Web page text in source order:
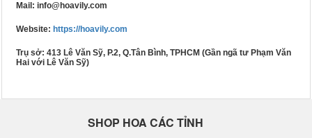
Mail: info@hoavily.com
Website: https://hoavily.com
Trụ sở: 413 Lê Văn Sỹ, P.2, Q.Tân Bình, TPHCM (Gần ngã tư Phạm Văn
Hai với Lê Văn Sỹ)
SHOP HOA CÁC TỈNH